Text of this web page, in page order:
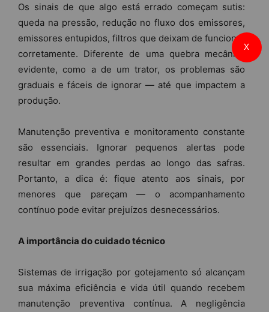
Os sinais de que algo está errado começam sutis:
queda na pressão, redução no fluxo dos emissores,
emissores entupidos, filtros que deixam de funcionar
corretamente. Diferente de uma quebra mecânica
evidente, como a de um trator, os problemas são
graduais e fáceis de ignorar — até que impactem a
produção.
Manutenção preventiva e monitoramento constante
são essenciais. Ignorar pequenos alertas pode
resultar em grandes perdas ao longo das safras.
Portanto, a dica é: fique atento aos sinais, por
menores que pareçam — o acompanhamento
contínuo pode evitar prejuízos desnecessários.
A importância do cuidado técnico
Sistemas de irrigação por gotejamento só alcançam
sua máxima eficiência e vida útil quando recebem
manutenção preventiva contínua. A negligência
X